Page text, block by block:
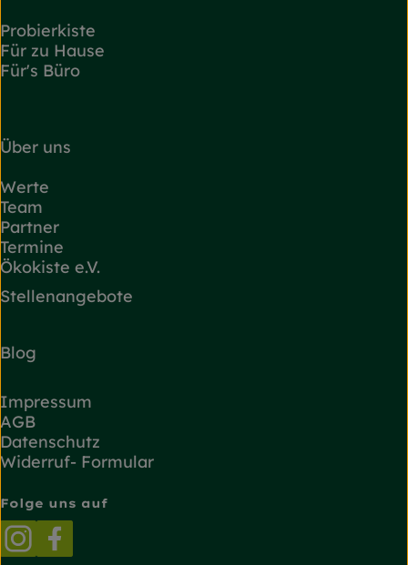
Probierkiste
Für zu Hause
Für's Büro
Über uns
Werte
Team
Partner
Termine
Ökokiste e.V.
Stellenangebote
Blog
Impressum
AGB
Datenschutz
Widerruf- Formular
Folge uns auf
Externer Link zu https://